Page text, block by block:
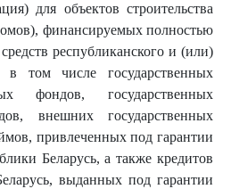
для объектов строительства
финансируемых полностью
республиканского и (или)
в том числе государственных
фондов, государственных
внешних государственных
привлеченных под гарантии
Беларусь, а также кредитов
выданных под гарантии